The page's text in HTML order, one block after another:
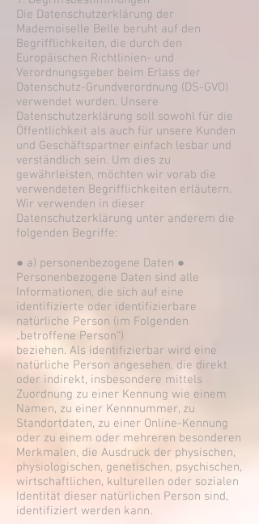
Die Datenschutzerklärung der
Mademoiselle Belle beruht auf den
Begrifflichkeiten, die durch den
Europäischen Richtlinien- und
Verordnungsgeber beim Erlass der
Datenschutz-Grundverordnung (DS-GVO)
verwendet wurden. Unsere
Datenschutzerklärung soll sowohl für die
Öffentlichkeit als auch für unsere Kunden
und Geschäftspartner einfach lesbar und
verständlich sein. Um dies zu
gewährleisten, möchten wir vorab die
verwendeten Begrifflichkeiten erläutern.
Wir verwenden in dieser
Datenschutzerklärung unter anderem die
folgenden Begriffe:
● a) personenbezogene Daten ●
Personenbezogene Daten sind alle
Informationen, die sich auf eine
identifizierte oder identifizierbare
natürliche Person (im Folgenden
„betroffene Person“)
beziehen. Als identifizierbar wird eine
natürliche Person angesehen, die direkt
oder indirekt, insbesondere mittels
Zuordnung zu einer Kennung wie einem
Namen, zu einer Kennnummer, zu
Standortdaten, zu einer Online-Kennung
oder zu einem oder mehreren besonderen
Merkmalen, die Ausdruck der physischen,
physiologischen, genetischen, psychischen,
wirtschaftlichen, kulturellen oder sozialen
Identität dieser natürlichen Person sind,
identifiziert werden kann.